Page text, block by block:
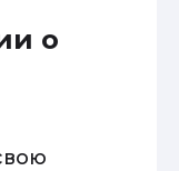
о